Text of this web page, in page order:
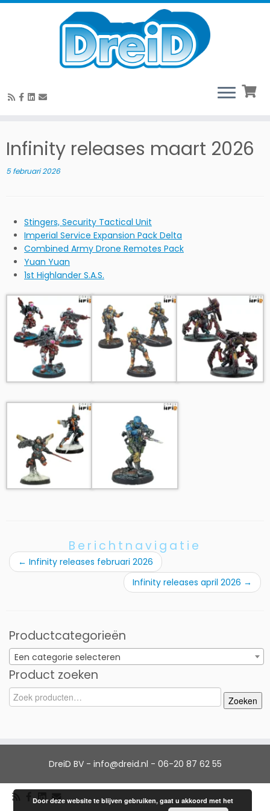
naar
de
inhoud
Infinity releases maart 2026
5 februari 2026
Stingers, Security Tactical Unit
Imperial Service Expansion Pack Delta
Combined Army Drone Remotes Pack
Yuan Yuan
1st Highlander S.A.S.
Berichtnavigatie
← Infinity releases februari 2026
Infinity releases april 2026 →
Productcategorieën
Een categorie selecteren
Product zoeken
Zoeken
naar:
Zoeken
DreiD BV - info@dreid.nl - 06-20 87 62 55
Door deze website te blijven gebruiken, gaat u akkoord met het